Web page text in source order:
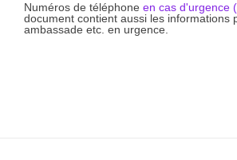
Numéros de téléphone en cas d'urgence
document contient aussi les informations
ambassade etc. en urgence.